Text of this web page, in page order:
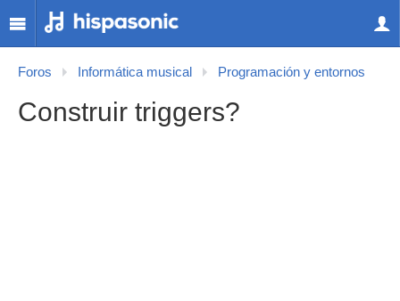
Foros Informática musical Programación y entornos
Construir triggers?